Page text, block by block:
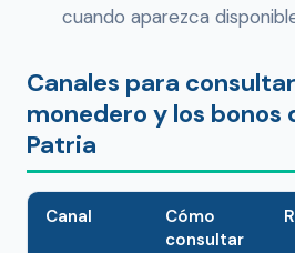
cuando aparezca
Canales para
monedero y los bonos
Patria
Canal
Cómo
consultar